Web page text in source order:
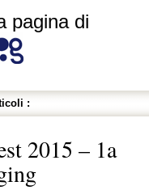
pagina di
:
2015 – 1a